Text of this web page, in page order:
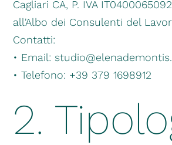
Cagliari CA, P. IVA
all'Albo dei Consulenti del
Contatti:
• Email:
• Telefono: +39 379 1698912
2.